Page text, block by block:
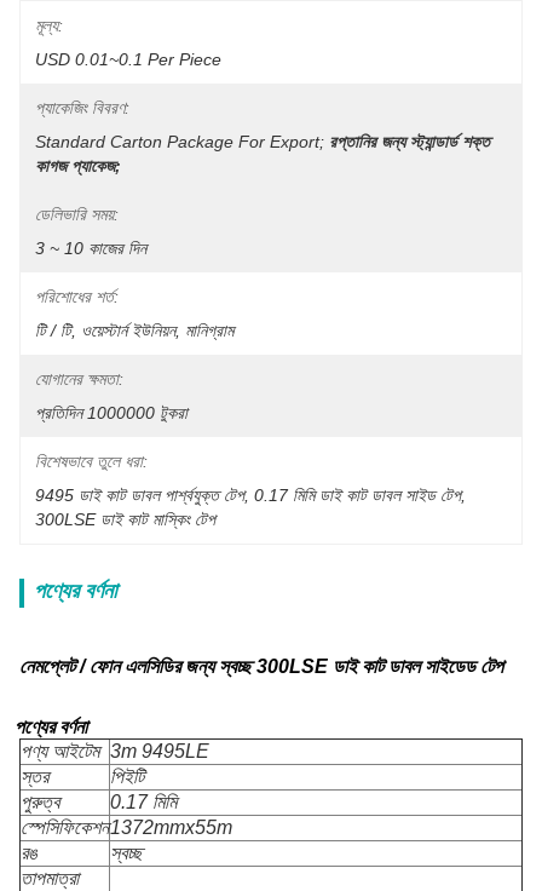
মূল্য:
USD 0.01~0.1 Per Piece
প্যাকেজিং বিবরণ:
Standard Carton Package For Export; রপ্তানির জন্য স্ট্যান্ডার্ড শক্ত
কাগজ প্যাকেজ;
ডেলিভারি সময়:
3 ~ 10 কাজের দিন
পরিশোধের শর্ত:
টি / টি, ওয়েস্টার্ন ইউনিয়ন, মানিগ্রাম
যোগানের ক্ষমতা:
প্রতিদিন 1000000 টুকরা
বিশেষভাবে তুলে ধরা:
9495 ডাই কাট ডাবল পার্শ্বযুক্ত টেপ, 0.17 মিমি ডাই কাট ডাবল সাইড টেপ,
300LSE ডাই কাট মাস্কিং টেপ
পণ্যের বর্ণনা
নেমপ্লেট / ফোন এলসিডির জন্য স্বচ্ছ 300LSE ডাই কাট ডাবল সাইডেড টেপ
পণ্যের বর্ণনা
পণ্য আইটেম 3m 9495LE
স্তর
পিইটি
পুরুত্ব
0.17 মিমি
স্পেসিফিকেশন1372mmx55m
রঙ
স্বচ্ছ
তাপমাত্রা